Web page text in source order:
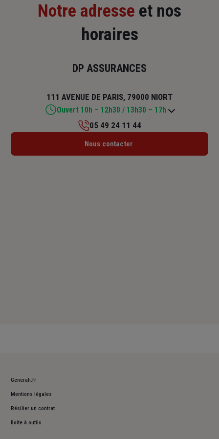
Notre adresse et nos
horaires
DP ASSURANCES
111 AVENUE DE PARIS, 79000 NIORT
Ouvert 10h – 12h30 / 13h30 – 17h
Lundi : 10h – 12h30 / 13h30 – 17h
05 49 24 11 44
Nous contacter
Generali.fr
Mentions légales
Résilier un contrat
Boite à outils